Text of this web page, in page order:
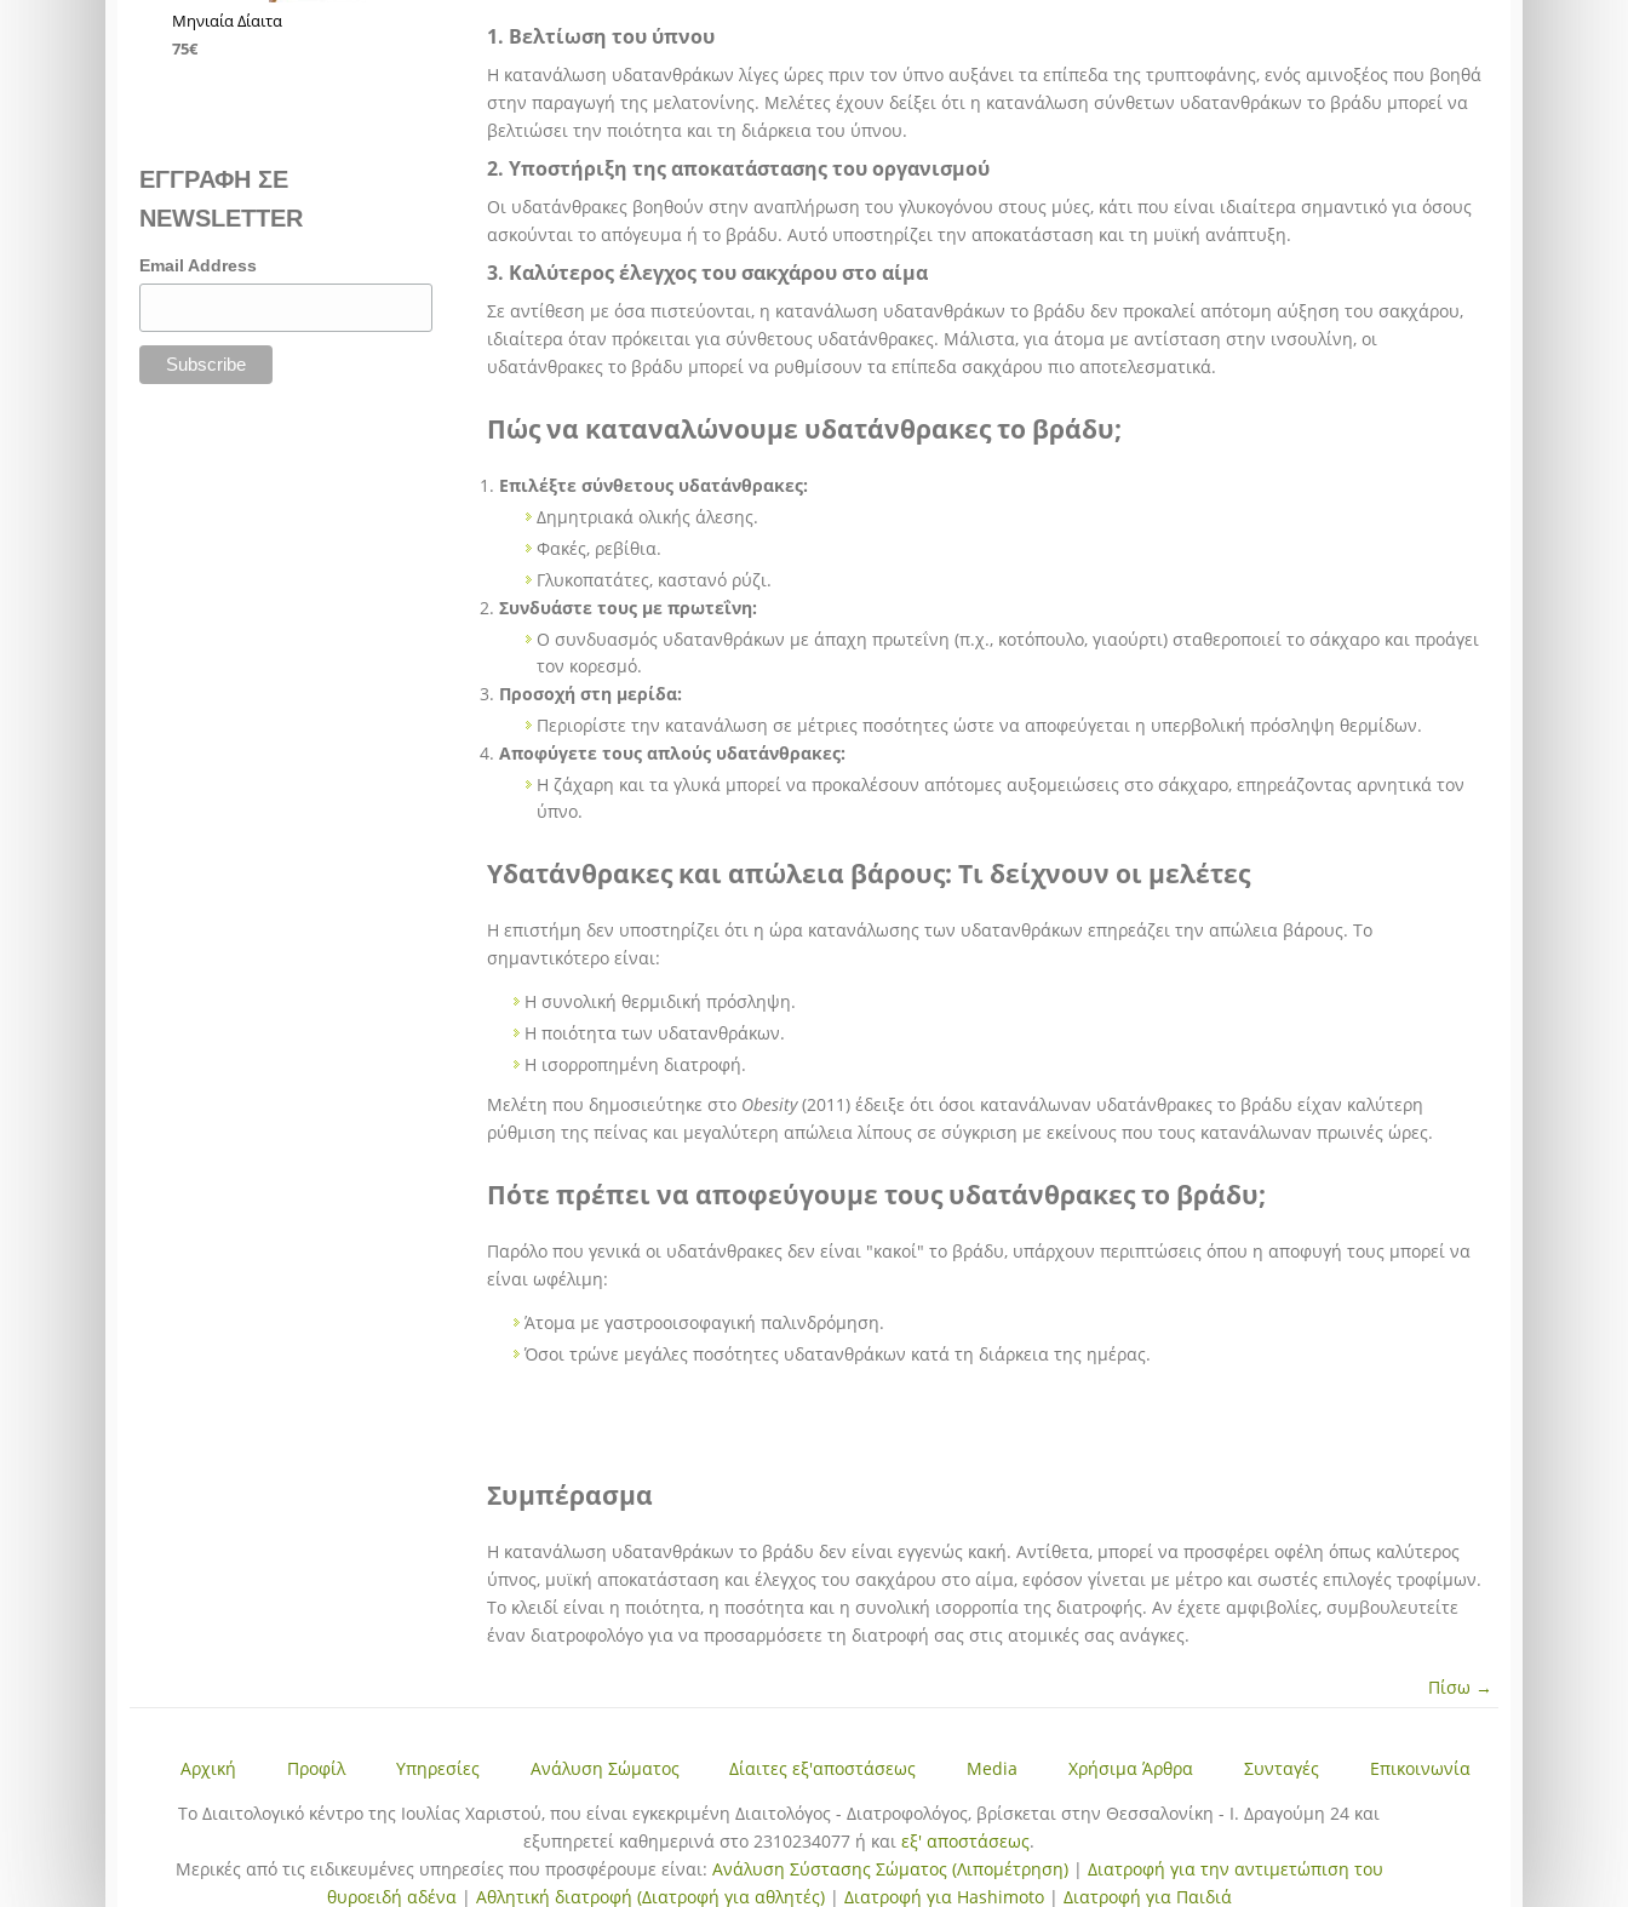
1. Βελτίωση του ύπνου
Η κατανάλωση υδατανθράκων λίγες ώρες πριν τον ύπνο αυξάνει τα επίπεδα της τρυπτοφάνης, ενός αμινοξέος που βοηθά
στην παραγωγή της μελατονίνης. Μελέτες έχουν δείξει ότι η κατανάλωση σύνθετων υδατανθράκων το βράδυ μπορεί να
βελτιώσει την ποιότητα και τη διάρκεια του ύπνου.
2. Υποστήριξη της αποκατάστασης του οργανισμού
Οι υδατάνθρακες βοηθούν στην αναπλήρωση του γλυκογόνου στους μύες, κάτι που είναι ιδιαίτερα σημαντικό για όσους
ασκούνται το απόγευμα ή το βράδυ. Αυτό υποστηρίζει την αποκατάσταση και τη μυϊκή ανάπτυξη.
3. Καλύτερος έλεγχος του σακχάρου στο αίμα
Σε αντίθεση με όσα πιστεύονται, η κατανάλωση υδατανθράκων το βράδυ δεν προκαλεί απότομη αύξηση του σακχάρου,
ιδιαίτερα όταν πρόκειται για σύνθετους υδατάνθρακες. Μάλιστα, για άτομα με αντίσταση στην ινσουλίνη, οι
υδατάνθρακες το βράδυ μπορεί να ρυθμίσουν τα επίπεδα σακχάρου πιο αποτελεσματικά.
Πώς να καταναλώνουμε υδατάνθρακες το βράδυ;
Επιλέξτε σύνθετους υδατάνθρακες:
Δημητριακά ολικής άλεσης.
Φακές, ρεβίθια.
Γλυκοπατάτες, καστανό ρύζι.
Συνδυάστε τους με πρωτεΐνη:
Ο συνδυασμός υδατανθράκων με άπαχη πρωτεΐνη (π.χ., κοτόπουλο, γιαούρτι) σταθεροποιεί το σάκχαρο και προάγει
τον κορεσμό.
Προσοχή στη μερίδα:
Περιορίστε την κατανάλωση σε μέτριες ποσότητες ώστε να αποφεύγεται η υπερβολική πρόσληψη θερμίδων.
Αποφύγετε τους απλούς υδατάνθρακες:
Η ζάχαρη και τα γλυκά μπορεί να προκαλέσουν απότομες αυξομειώσεις στο σάκχαρο, επηρεάζοντας αρνητικά τον
ύπνο.
Υδατάνθρακες και απώλεια βάρους: Τι δείχνουν οι μελέτες
Η επιστήμη δεν υποστηρίζει ότι η ώρα κατανάλωσης των υδατανθράκων επηρεάζει την απώλεια βάρους. Το
σημαντικότερο είναι:
Η συνολική θερμιδική πρόσληψη.
Η ποιότητα των υδατανθράκων.
Η ισορροπημένη διατροφή.
Μελέτη που δημοσιεύτηκε στο Obesity(2011) έδειξε ότι όσοι κατανάλωναν υδατάνθρακες το βράδυ είχαν καλύτερη
ρύθμιση της πείνας και μεγαλύτερη απώλεια λίπους σε σύγκριση με εκείνους που τους κατανάλωναν πρωινές ώρες.
Πότε πρέπει να αποφεύγουμε τους υδατάνθρακες το βράδυ;
Παρόλο που γενικά οι υδατάνθρακες δεν είναι "κακοί" το βράδυ, υπάρχουν περιπτώσεις όπου η αποφυγή τους μπορεί να
είναι ωφέλιμη:
Άτομα με γαστροοισοφαγική παλινδρόμηση.
Όσοι τρώνε μεγάλες ποσότητες υδατανθράκων κατά τη διάρκεια της ημέρας.
Συμπέρασμα
Η κατανάλωση υδατανθράκων το βράδυ δεν είναι εγγενώς κακή. Αντίθετα, μπορεί να προσφέρει οφέλη όπως καλύτερος
ύπνος, μυϊκή αποκατάσταση και έλεγχος του σακχάρου στο αίμα, εφόσον γίνεται με μέτρο και σωστές επιλογές τροφίμων.
Το κλειδί είναι η ποιότητα, η ποσότητα και η συνολική ισορροπία της διατροφής. Αν έχετε αμφιβολίες, συμβουλευτείτε
έναν διατροφολόγο για να προσαρμόσετε τη διατροφή σας στις ατομικές σας ανάγκες.
Πίσω →
Μηνιαία Δίαιτα
75€
ΕΓΓΡΑΦΗ ΣΕ
NEWSLETTER
Email Address
Αρχική Προφίλ Υπηρεσίες Ανάλυση Σώματος Δίαιτες εξ'αποστάσεως Media Χρήσιμα Άρθρα Συνταγές
Επικοινωνία
To Διαιτολογικό κέντρο της Ιουλίας Χαριστού, που είναι εγκεκριμένη Διαιτολόγος - Διατροφολόγος, βρίσκεται στην Θεσσαλονίκη - Ι. Δραγούμη 24 και
εξυπηρετεί καθημερινά στο 2310234077 ή καιεξ' αποστάσεως.
Μερικές από τις ειδικευμένες υπηρεσίες που προσφέρουμε είναι: Ανάλυση Σύστασης Σώματος (Λιπομέτρηση)| Διατροφή για την αντιμετώπιση του
θυροειδή αδένα | Αθλητική διατροφή (Διατροφή για αθλητές)| Διατροφή για Hashimoto| Διατροφή για Παιδιά